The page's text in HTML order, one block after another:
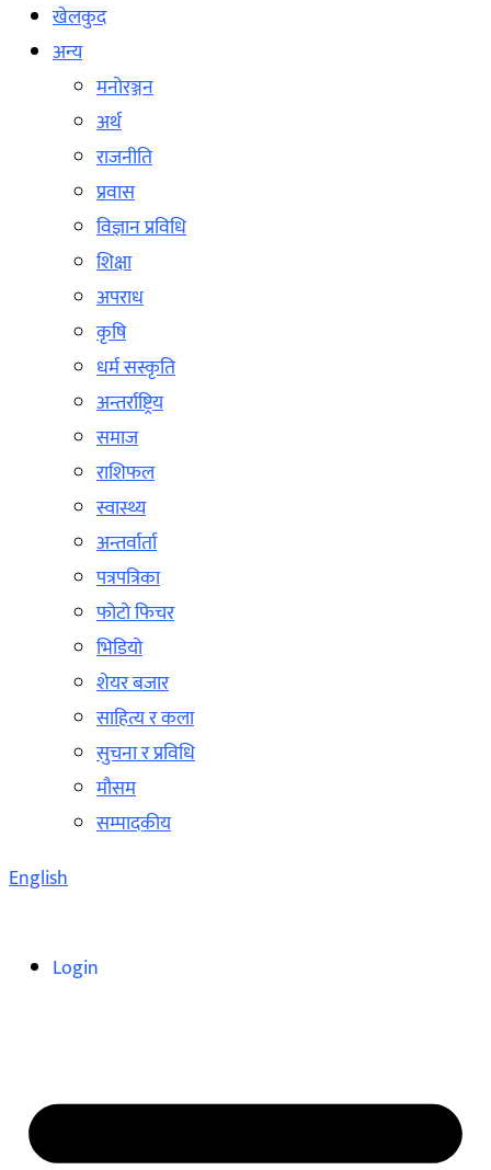
खेलकुद
अन्य
मनोरञ्जन
अर्थ
राजनीति
प्रवास
विज्ञान प्रविधि
शिक्षा
अपराध
कृषि
धर्म सस्कृति
अन्तर्राष्ट्रिय
समाज
राशिफल
स्वास्थ्य
अन्तर्वार्ता
पत्रपत्रिका
फोटो फिचर
भिडियो
शेयर बजार
साहित्य र कला
सुचना र प्रविधि
मौसम
सम्पादकीय
English
Login